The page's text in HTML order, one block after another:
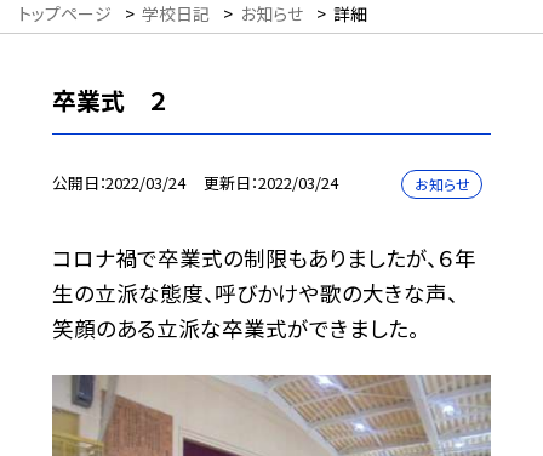
トップページ > 学校日記 > お知らせ > 詳細
卒業式 ２
公開日 2022/03/24 更新日 2022/03/24 お知らせ
コロナ禍で卒業式の制限もありましたが、６年
生の立派な態度、呼びかけや歌の大きな声、
笑顔のある立派な卒業式ができました。